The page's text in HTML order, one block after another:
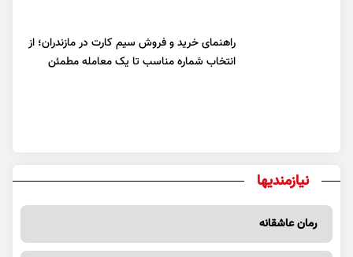
رمان عاشقانه
دانلود رمان